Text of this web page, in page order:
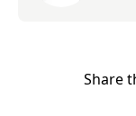
Share